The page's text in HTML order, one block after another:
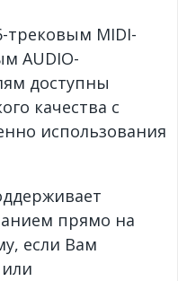
трековым MIDI-
AUDIO-
доступны
качества с
использования
прямо на
если Вам